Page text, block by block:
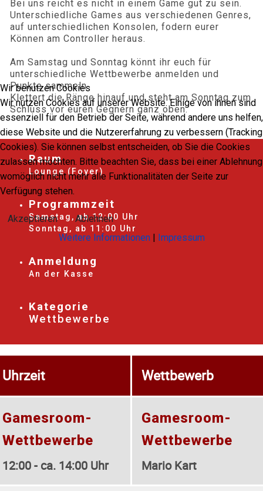
Bei uns reicht es nicht in einem Game gut zu sein.
Unterschiedliche Games aus verschiedenen Genres,
auf unterschiedlichen Konsolen, fodern eurer
Können am Controller heraus.
Am Samstag und Sonntag könnt ihr euch für
unterschiedliche Wettbewerbe anmelden und
Punkte sammeln.
Klettert die Ränge hinauf und steht am Sonntag zum
Schluss vor euren Gegnern ganz oben.
Raum
Lounge (Foyer)
Programmzeit
Samstag, ab 12:00 Uhr
Sonntag, ab 11:00 Uhr
Anmeldung
An der Kasse
Kategorie
Wettbewerbe
Uhrzeit Wettbewerb
Gamesroom-
Wettbewerbe
12:00 - ca. 14:00 Uhr
Gamesroom-
Wettbewerbe
Mario Kart
Wir benutzen Cookies
Wir nutzen Cookies auf unserer Website. Einige von ihnen sind
essenziell für den Betrieb der Seite, während andere uns helfen,
diese Website und die Nutzererfahrung zu verbessern (Tracking
Cookies). Sie können selbst entscheiden, ob Sie die Cookies
zulassen möchten. Bitte beachten Sie, dass bei einer Ablehnung
womöglich nicht mehr alle Funktionalitäten der Seite zur
Verfügung stehen.
Akzeptieren
Ablehnen
Weitere Informationen| Impressum